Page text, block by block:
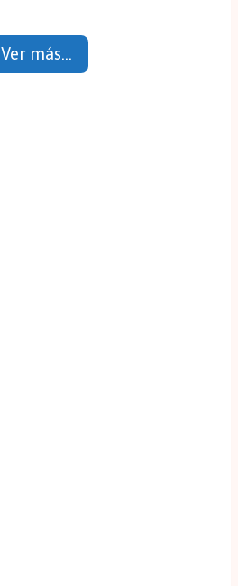
Ver más…